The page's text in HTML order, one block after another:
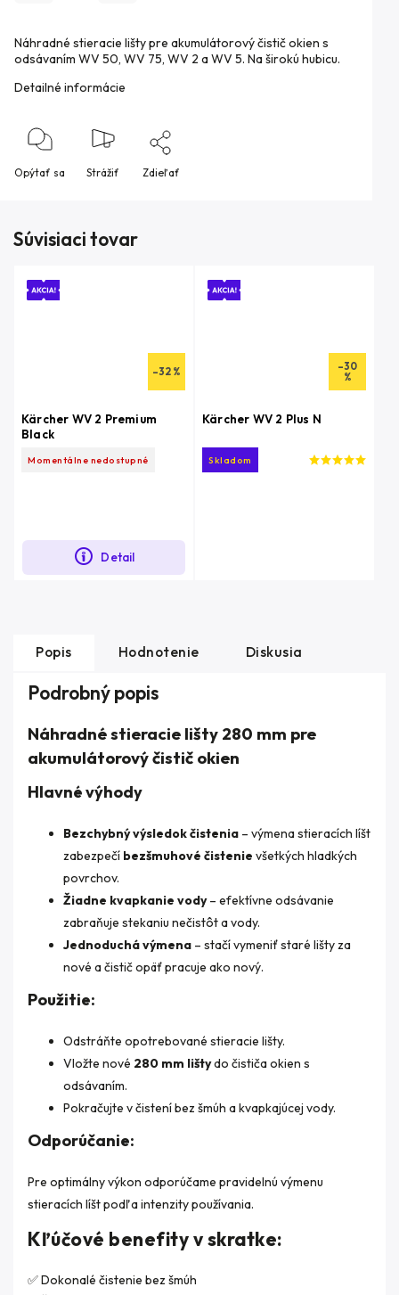
Náhradné stieracie lišty pre akumulátorový čistič okien s
odsávaním WV 50, WV 75, WV 2 a WV 5. Na širokú hubicu.
Detailné informácie
Opýtať sa Strážiť Zdieľať
Súvisiaci tovar
–32 %
Kärcher WV 2 Premium
Black
Momentálne nedostupné
Detail
–30
%
Kärcher WV 2 Plus N
Skladom
Popis Hodnotenie Diskusia
Podrobný popis
Náhradné stieracie lišty 280 mm pre
akumulátorový čistič okien
Hlavné výhody
Bezchybný výsledok čistenia – výmena stieracích líšt
zabezpečí bezšmuhové čistenie všetkých hladkých
povrchov.
Žiadne kvapkanie vody– efektívne odsávanie
zabraňuje stekaniu nečistôt a vody.
Jednoduchá výmena – stačí vymeniť staré lišty za
nové a čistič opäť pracuje ako nový.
Použitie:
Odstráňte opotrebované stieracie lišty.
Vložte nové 280 mm lištydo čističa okien s
odsávaním.
Pokračujte v čistení bez šmúh a kvapkajúcej vody.
Odporúčanie:
Pre optimálny výkon odporúčame pravidelnú výmenu
stieracích líšt podľa intenzity používania.
Kľúčové benefity v skratke:
✅ Dokonalé čistenie bez šmúh